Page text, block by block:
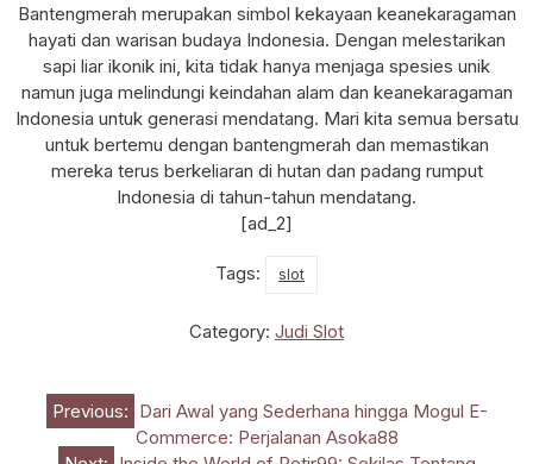
Bantengmerah merupakan simbol kekayaan keanekaragaman
hayati dan warisan budaya Indonesia. Dengan melestarikan
sapi liar ikonik ini, kita tidak hanya menjaga spesies unik
namun juga melindungi keindahan alam dan keanekaragaman
Indonesia untuk generasi mendatang. Mari kita semua bersatu
untuk bertemu dengan bantengmerah dan memastikan
mereka terus berkeliaran di hutan dan padang rumput
Indonesia di tahun-tahun mendatang.
[ad_2]
Tags: slot
Category: Judi Slot
Post
navigation
Previous: Dari Awal yang Sederhana hingga Mogul E-
Commerce: Perjalanan Asoka88